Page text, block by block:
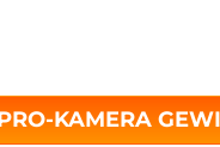
KAMERA